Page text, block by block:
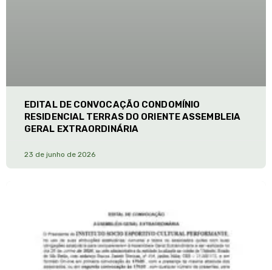
EDITAL DE CONVOCAÇÃO CONDOMÍNIO
RESIDENCIAL TERRAS DO ORIENTE ASSEMBLEIA
GERAL EXTRAORDINÁRIA
23 de junho de 2026